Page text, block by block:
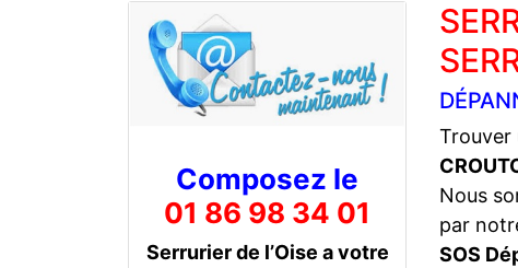
Composez le
01 86 98 34 01
Serrurier de l’Oise a votre
Trouver
Nous
par
SOS